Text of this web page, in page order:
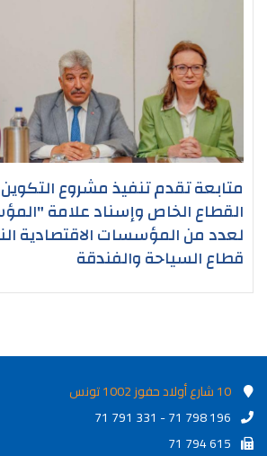
متابعة تقدم تنفيذ مشروع
القطاع الخاص وإسناد علامة
لعدد من المؤسسات الاقتصادية
قطاع السياحة والفندقة
10 شارع أولاد حفوز 1002 تونس
71 791 331 - 71 798 196
71 794 615